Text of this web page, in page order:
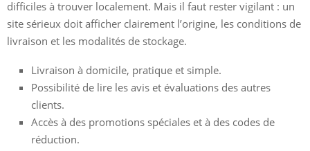
difficiles à trouver localement. Mais il faut rester vigilant : un
site sérieux doit afficher clairement l’origine, les conditions de
livraison et les modalités de stockage.
Livraison à domicile, pratique et simple.
Possibilité de lire les avis et évaluations des autres
clients.
Accès à des promotions spéciales et à des codes de
réduction.